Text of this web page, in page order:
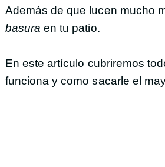
Además de que lucen mucho
basura en tu patio.
En este artículo cubriremos
funciona y como sacarle el